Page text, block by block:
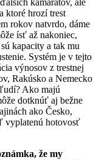
ktoré hrozí trest
rokov natvrdo, dáme
ísť až nakoniec,
kapacity a tak mu
Systém je v tejto
výnosov z trestnej
Rakúsko a Nemecko
Ako majú
dotknúť aj bežne
ako Česko,
vyplatenú hotovosť
že my